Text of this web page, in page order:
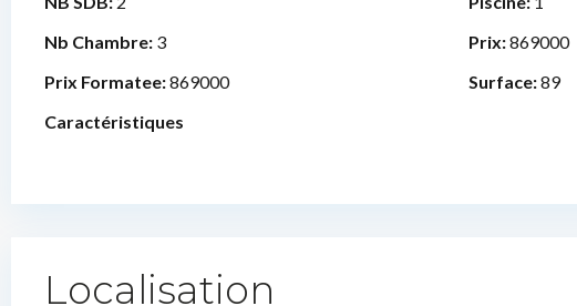
Nb Chambre: 3 Prix:869000
Prix Formatee:869000 Surface:89
Caractéristiques
Localisation